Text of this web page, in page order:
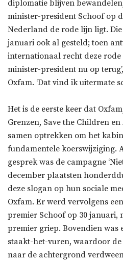
diplomatie blijven
minister-president Schoof op
Nederland de rode lijn ligt.
januari ook al gesteld; toen
internationaal recht deze rode
minister-president nu op
Oxfam. ‘Dat vind ik uitermate
Het is de eerste keer dat
Grenzen, Save the Children
samen optrekken om het
fundamentele koerswijziging.
gesprek was de campagne
december plaatsten
deze slogan op hun sociale
Oxfam. Er werd vervolgens
premier Schoof op 30 januari,
premier griep. Bovendien was
staakt-het-vuren, waardoor
naar de achtergrond